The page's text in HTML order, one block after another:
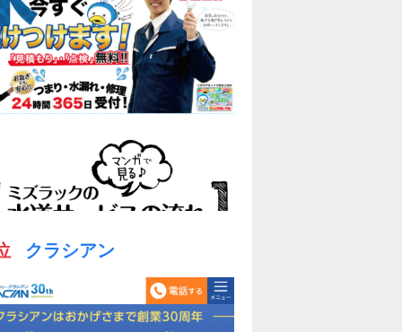
クラシアン